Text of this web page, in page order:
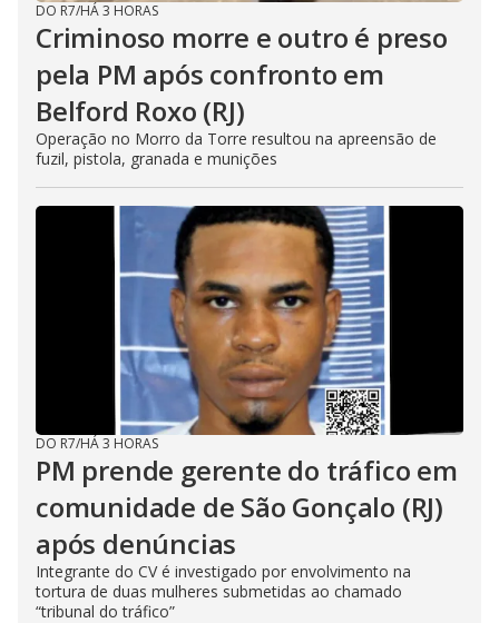
DO R7/HÁ 3 HORAS
Criminoso morre e outro é preso
pela PM após confronto em
Belford Roxo (RJ)
Operação no Morro da Torre resultou na apreensão de
fuzil, pistola, granada e munições
DO R7/HÁ 3 HORAS
PM prende gerente do tráfico em
comunidade de São Gonçalo (RJ)
após denúncias
Integrante do CV é investigado por envolvimento na
tortura de duas mulheres submetidas ao chamado
“tribunal do tráfico”